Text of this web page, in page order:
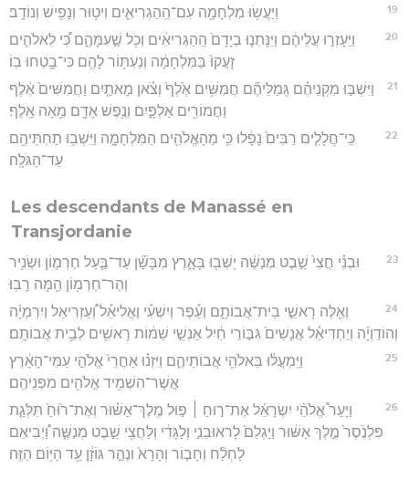
19 וַיַּעֲשׂ֥וּ מִלְחָמָ֖ה עִם־הַֽהַגְרִיאִ֑ים וִיט֥וּר וְנָפִ֖ישׁ וְנוֹדָֽב׃
20
וַיֵּעָזְר֣וּ עֲלֵיהֶ֔ם וַיִּנָּתְנ֤וּ בְיָדָם֙ הַֽהַגְרִיאִ֔ים וְכֹ֖ל שֶׁ֣עִמָּהֶ֑ם כִּ֠י לֵאלֹהִ֤ים
זָעֲקוּ֙ בַּמִּלְחָמָ֔ה וְנַעְתּ֥וֹר לָהֶ֖ם כִּי־בָ֥טְחוּ בֽוֹ׃
21
וַיִּשְׁבּ֣וּ מִקְנֵיהֶ֗ם גְּֽמַלֵּיהֶ֞ם חֲמִשִּׁ֥ים אֶ֙לֶף֙ וְצֹ֗אן מָאתַ֤יִם וַחֲמִשִּׁים֙ אֶ֔לֶף
וַחֲמוֹרִ֖ים אַלְפָּ֑יִם וְנֶ֥פֶשׁ אָדָ֖ם מֵ֥אָה אָֽלֶף׃
22
כִּֽי־חֲלָלִ֤ים רַבִּים֙ נָפָ֔לוּ כִּ֥י מֵהָאֱלֹהִ֖ים הַמִּלְחָמָ֑ה וַיֵּשְׁב֥וּ תַחְתֵּיהֶ֖ם
עַד־הַגֹּלָֽה׃
Les descendants de Manassé en
Transjordanie
23
וּבְנֵ֗י חֲצִי֙ שֵׁ֣בֶט מְנַשֶּׁ֔ה יָשְׁב֖וּ בָּאָ֑רֶץ מִבָּשָׁ֞ן עַד־בַּ֧עַל חֶרְמ֛וֹן וּשְׂנִ֥יר
וְהַר־חֶרְמ֖וֹן הֵ֥מָּה רָבֽוּ׃
24
וְאֵ֖לֶּה רָאשֵׁ֣י בֵית־אֲבוֹתָ֑ם וְעֵ֡פֶר וְיִשְׁעִ֡י וֶאֱלִיאֵ֡ל וְ֠עַזְרִיאֵל וְיִרְמְיָ֨ה
וְהוֹדַוְיָ֜ה וְיַחְדִּיאֵ֗ל אֲנָשִׁים֙ גִּבּ֣וֹרֵי חַ֔יִל אַנְשֵׁ֣י שֵׁמ֔וֹת רָאשִׁ֖ים לְבֵ֥ית אֲבוֹתָֽם׃
25
וַיִּֽמְעֲל֔וּ בֵּאלֹהֵ֖י אֲבוֹתֵיהֶ֑ם וַיִּזְנ֗וּ אַחֲרֵי֙ אֱלֹהֵ֣י עַמֵּי־הָאָ֔רֶץ
אֲשֶׁר־הִשְׁמִ֥יד אֱלֹהִ֖ים מִפְּנֵיהֶֽם׃
26
וַיָּעַר֩ אֱלֹהֵ֨י יִשְׂרָאֵ֜ל אֶת־ר֣וּחַ ׀ פּ֣וּל מֶֽלֶךְ־אַשּׁ֗וּר וְאֶת־ר֙וּחַ֙ תִּלְּגַ֤ת
פִּלְנֶ֙סֶר֙ מֶ֣לֶךְ אַשּׁ֔וּר וַיַּגְלֵם֙ לָראוּבֵנִ֣י וְלַגָּדִ֔י וְלַחֲצִ֖י שֵׁ֣בֶט מְנַשֶּׁ֑ה וַ֠יְבִיאֵם
לַחְלַ֨ח וְחָב֤וֹר וְהָרָא֙ וּנְהַ֣ר גּוֹזָ֔ן עַ֖ד הַיּ֥וֹם הַזֶּֽה׃